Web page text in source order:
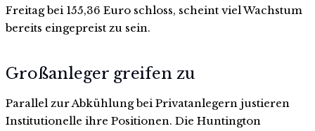
Freitag bei 155,36 Euro schloss, scheint viel Wachstum
bereits eingepreist zu sein.
Großanleger greifen zu
Parallel zur Abkühlung bei Privatanlegern justieren
Institutionelle ihre Positionen. Die Huntington